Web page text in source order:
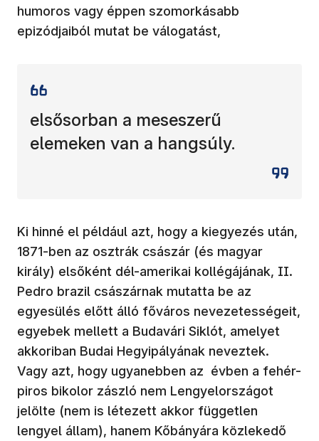
humoros vagy éppen szomorkásabb
epizódjaiból mutat be válogatást,
elsősorban a meseszerű
elemeken van a hangsúly.
Ki hinné el például azt, hogy a kiegyezés után,
1871-ben az osztrák császár (és magyar
király) elsőként dél-amerikai kollégájának, II.
Pedro brazil császárnak mutatta be az
egyesülés előtt álló főváros nevezetességeit,
egyebek mellett a Budavári Siklót, amelyet
akkoriban Budai Hegyipályának neveztek.
Vagy azt, hogy ugyanebben az évben a fehér-
piros bikolor zászló nem Lengyelországot
jelölte (nem is létezett akkor független
lengyel állam), hanem Kőbányára közlekedő